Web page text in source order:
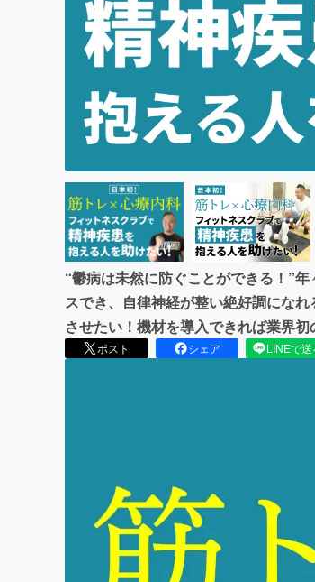
“鬱病は未然に防ぐことができる！”
スでき、自律神経が整い絶好調にな
させたい！機材を導入できれば業界
ポスト シェア LINEで送